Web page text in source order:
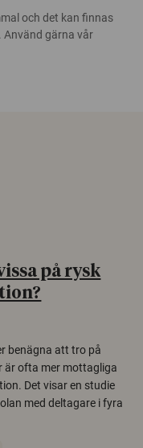
och det kan finnas
Använd gärna vår
på rysk
benägna att tro på
är ofta mer mottagliga
Det visar en studie
med deltagare i fyra